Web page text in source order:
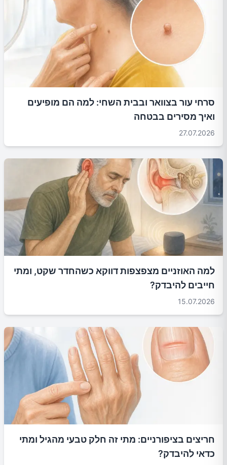
סרחי עור בצוואר ובבית השחי: למה הם מופיעים
ואיך מסירים בבטחה
27.07.2026
למה האוזניים מצפצפות דווקא כשהחדר שקט, ומתי
חייבים להיבדק?
15.07.2026
חריצים בציפורניים: מתי זה חלק טבעי מהגיל ומתי
כדאי להיבדק?